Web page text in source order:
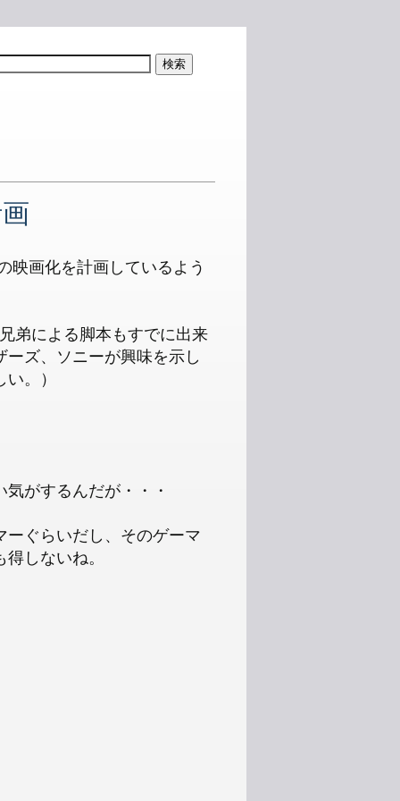
映画化を計画しているよう
弟による脚本もすでに出来
ズ、ソニーが興味を示し
。）
がするんだが・・・
ぐらいだし、そのゲーマ
しないね。